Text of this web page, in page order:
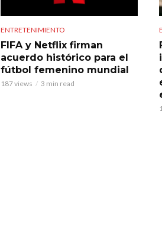
ENTRETENIMIENTO
FIFA y Netflix firman
acuerdo histórico para el
fútbol femenino mundial
187 views 3 min read